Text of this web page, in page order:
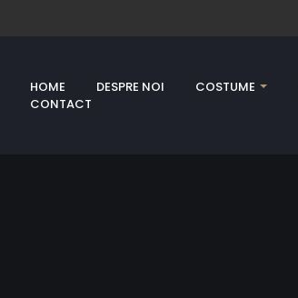
HOME DESPRE NOI COSTUME
CONTACT